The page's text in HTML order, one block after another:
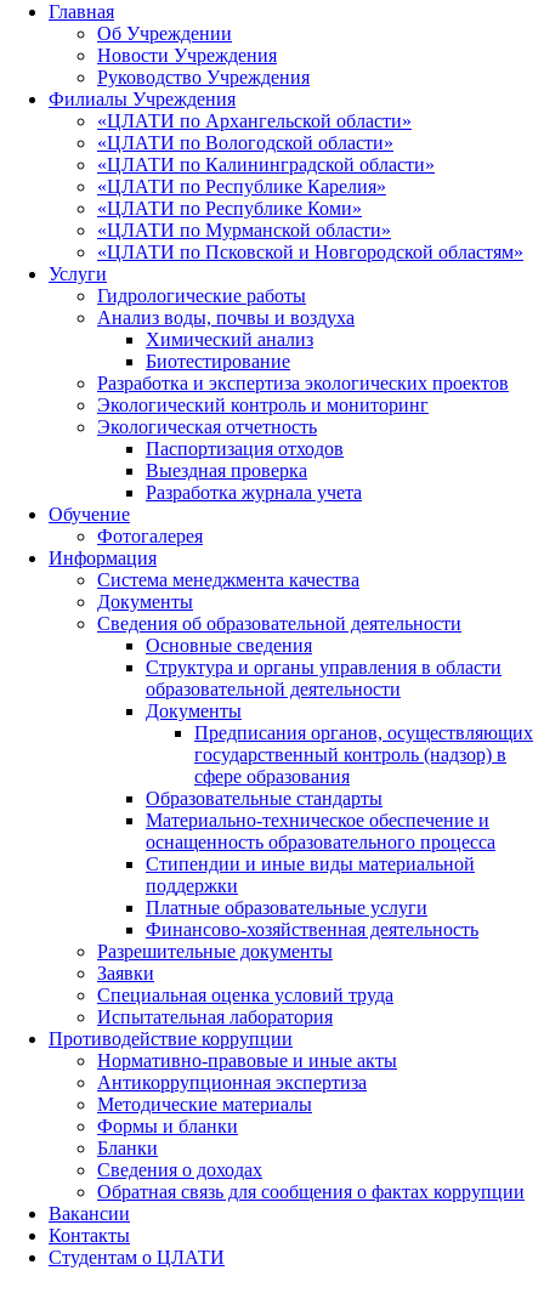
Главная
Об Учреждении
Новости Учреждения
Руководство Учреждения
Филиалы Учреждения
«ЦЛАТИ по Архангельской области»
«ЦЛАТИ по Вологодской области»
«ЦЛАТИ по Калининградской области»
«ЦЛАТИ по Республике Карелия»
«ЦЛАТИ по Республике Коми»
«ЦЛАТИ по Мурманской области»
«ЦЛАТИ по Псковской и Новгородской областям»
Услуги
Гидрологические работы
Анализ воды, почвы и воздуха
Химический анализ
Биотестирование
Разработка и экспертиза экологических проектов
Экологический контроль и мониторинг
Экологическая отчетность
Паспортизация отходов
Выездная проверка
Разработка журнала учета
Обучение
Фотогалерея
Информация
Система менеджмента качества
Документы
Сведения об образовательной деятельности
Основные сведения
Структура и органы управления в области
образовательной деятельности
Документы
Предписания органов, осуществляющих
государственный контроль (надзор) в
сфере образования
Образовательные стандарты
Материально-техническое обеспечение и
оснащенность образовательного процесса
Стипендии и иные виды материальной
поддержки
Платные образовательные услуги
Финансово-хозяйственная деятельность
Разрешительные документы
Заявки
Специальная оценка условий труда
Испытательная лаборатория
Противодействие коррупции
Нормативно-правовые и иные акты
Антикоррупционная экспертиза
Методические материалы
Формы и бланки
Бланки
Сведения о доходах
Обратная связь для сообщения о фактах коррупции
Вакансии
Контакты
Студентам о ЦЛАТИ